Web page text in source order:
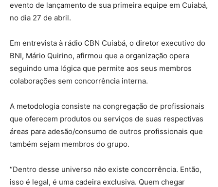
evento de lançamento de sua primeira equipe em Cuiabá,
no dia 27 de abril.
Em entrevista à rádio CBN Cuiabá, o diretor executivo do
BNI, Mário Quirino, afirmou que a organização opera
seguindo uma lógica que permite aos seus membros
colaborações sem concorrência interna.
A metodologia consiste na congregação de profissionais
que oferecem produtos ou serviços de suas respectivas
áreas para adesão/consumo de outros profissionais que
também sejam membros do grupo.
“Dentro desse universo não existe concorrência. Então,
isso é legal, é uma cadeira exclusiva. Quem chegar